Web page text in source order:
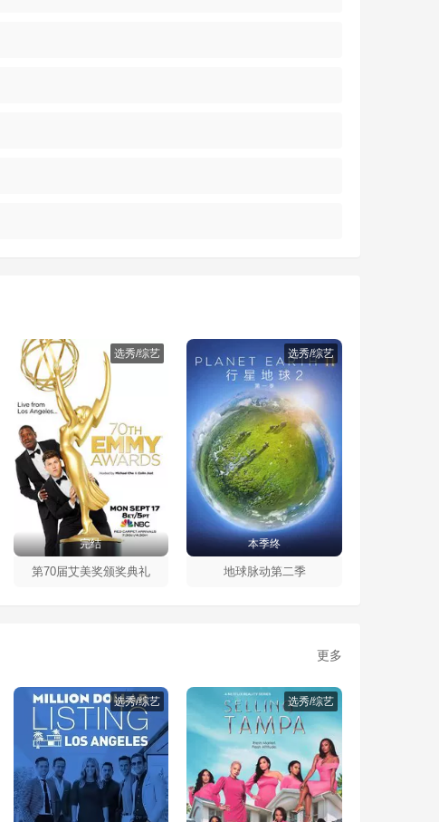
完结
选秀/综艺
第70届艾美奖颁奖典礼
本季终
选秀/综艺
地球脉动第二季
更多
选秀/综艺 选秀/综艺